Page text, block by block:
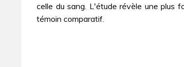
celle du sang. L'étude révèle une plus
témoin comparatif.